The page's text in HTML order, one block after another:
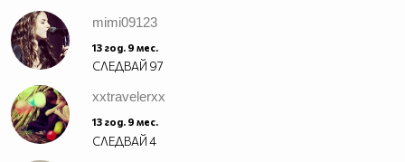
mimi09123
13 год. 9 мес.
СЛЕДВАЙ 97
xxtravelerxx
13 год. 9 мес.
СЛЕДВАЙ4